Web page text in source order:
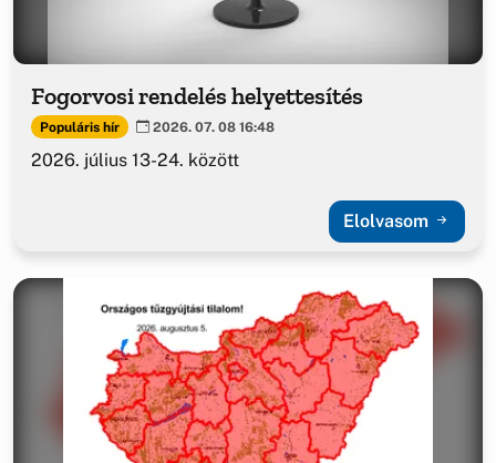
Fogorvosi rendelés helyettesítés
Populáris hír 2026. 07. 08 16:48
2026. július 13-24. között
Elolvasom